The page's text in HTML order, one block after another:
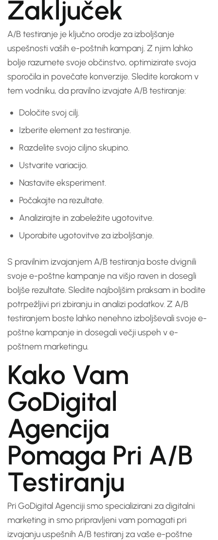
Zaključek
A/B testiranje je ključno orodje za izboljšanje
uspešnosti vaših e-poštnih kampanj. Z njim lahko
bolje razumete svoje občinstvo, optimizirate svoja
sporočila in povečate konverzije. Sledite korakom v
tem vodniku, da pravilno izvajate A/B testiranje:
Določite svoj cilj.
Izberite element za testiranje.
Razdelite svojo ciljno skupino.
Ustvarite variacijo.
Nastavite eksperiment.
Počakajte na rezultate.
Analizirajte in zabeležite ugotovitve.
Uporabite ugotovitve za izboljšanje.
S pravilnim izvajanjem A/B testiranja boste dvignili
svoje e-poštne kampanje na višjo raven in dosegli
boljše rezultate. Sledite najboljšim praksam in bodite
potrpežljivi pri zbiranju in analizi podatkov. Z A/B
testiranjem boste lahko nenehno izboljševali svoje e-
poštne kampanje in dosegali večji uspeh v e-
poštnem marketingu.
Kako Vam
GoDigital
Agencija
Pomaga Pri A/B
Testiranju
Pri GoDigital Agenciji smo specializirani za digitalni
marketing in smo pripravljeni vam pomagati pri
izvajanju uspešnih A/B testiranj za vaše e-poštne